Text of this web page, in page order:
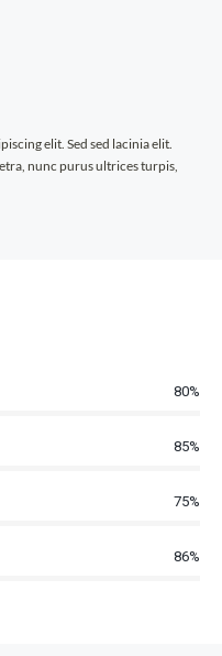
elit. Sed sed lacinia elit.
nunc purus ultrices turpis,
80%
85%
75%
86%